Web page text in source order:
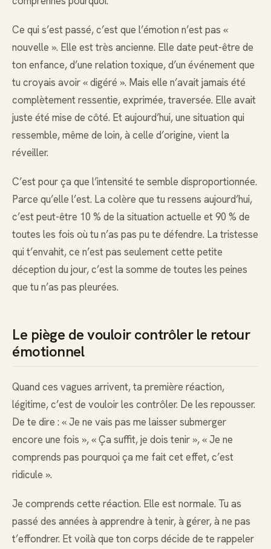
Ce qui s’est passé, c’est que l’émotion n’est pas «
nouvelle ». Elle est très ancienne. Elle date peut-être de
ton enfance, d’une relation toxique, d’un événement que
tu croyais avoir « digéré ». Mais elle n’avait jamais été
complètement ressentie, exprimée, traversée. Elle avait
juste été mise de côté. Et aujourd’hui, une situation qui
ressemble, même de loin, à celle d’origine, vient la
réveiller.
C’est pour ça que l’intensité te semble disproportionnée.
Parce qu’elle l’est. La colère que tu ressens aujourd’hui,
c’est peut-être 10 % de la situation actuelle et 90 % de
toutes les fois où tu n’as pas pu te défendre. La tristesse
qui t’envahit, ce n’est pas seulement cette petite
déception du jour, c’est la somme de toutes les peines
que tu n’as pas pleurées.
Le piège de vouloir contrôler le retour
émotionnel
Quand ces vagues arrivent, ta première réaction,
légitime, c’est de vouloir les contrôler. De les repousser.
De te dire : « Je ne vais pas me laisser submerger
encore une fois », « Ça suffit, je dois tenir », « Je ne
comprends pas pourquoi ça me fait cet effet, c’est
ridicule ».
Je comprends cette réaction. Elle est normale. Tu as
passé des années à apprendre à tenir, à gérer, à ne pas
t’effondrer. Et voilà que ton corps décide de te rappeler